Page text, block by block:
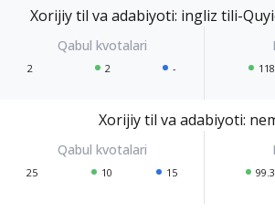
Xorijiy til va adabiyoti: ingliz tili-
2 2 -
Xorijiy til va adabiyoti:
25 10 15 99.3